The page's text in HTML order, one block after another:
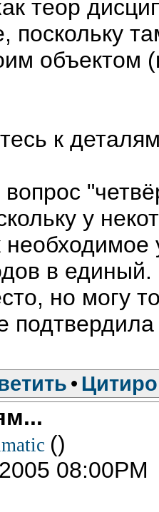
теор
поскольку
объектом
к
у
в
но могу
•
()
08:00PM